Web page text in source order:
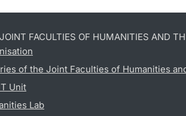
FACULTIES OF HUMANITIES AND
of the Joint Faculties of Humanities
Unit
Lab